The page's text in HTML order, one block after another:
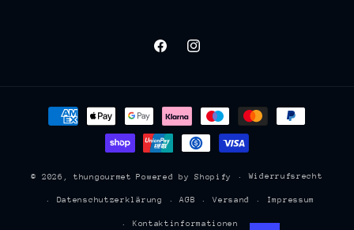
FacebookInstagram
Zahlungsmethoden
© 2026,thungourmet Powered by Shopify Widerrufsrecht
Datenschutzerklärung AGB Versand Impressum
Kontaktinformationen